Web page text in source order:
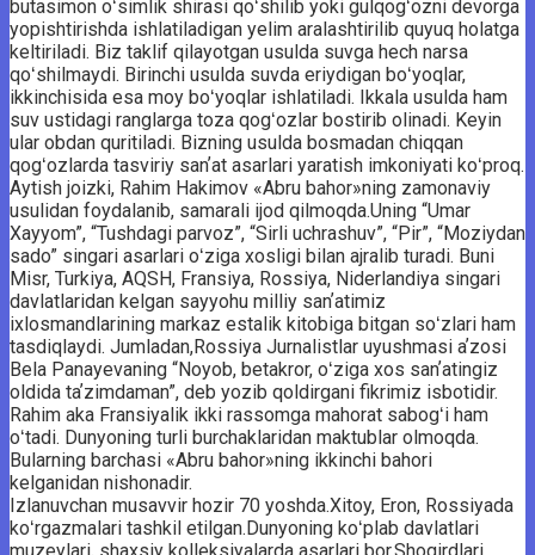
butasimon oʻsimlik shirasi qoʻshilib yoki gulqogʻozni devorga
yopishtirishda ishlatiladigan yelim aralashtirilib quyuq holatga
keltiriladi. Biz taklif qilayotgan usulda suvga hech narsa
qoʻshilmaydi. Birinchi usulda suvda eriydigan boʻyoqlar,
ikkinchisida esa moy boʻyoqlar ishlatiladi. Ikkala usulda ham
suv ustidagi ranglarga toza qogʻozlar bostirib olinadi. Keyin
ular obdan quritiladi. Bizning usulda bosmadan chiqqan
qogʻozlarda tasviriy sanʼat asarlari yaratish imkoniyati koʻproq.
Aytish joizki, Rahim Hakimov «Abru bahor»ning zamonaviy
usulidan foydalanib, samarali ijod qilmoqda.Uning “Umar
Xayyom”, “Tushdagi parvoz”, “Sirli uchrashuv”, “Pir”, “Moziydan
sado” singari asarlari oʻziga xosligi bilan ajralib turadi. Buni
Misr, Turkiya, AQSH, Fransiya, Rossiya, Niderlandiya singari
davlatlaridan kelgan sayyohu milliy sanʼatimiz
ixlosmandlarining markaz estalik kitobiga bitgan soʻzlari ham
tasdiqlaydi. Jumladan,Rossiya Jurnalistlar uyushmasi aʼzosi
Bela Panayevaning “Noyob, betakror, oʻziga xos sanʼatingiz
oldida taʼzimdaman”, deb yozib qoldirgani fikrimiz isbotidir.
Rahim aka Fransiyalik ikki rassomga mahorat sabogʻi ham
oʻtadi. Dunyoning turli burchaklaridan maktublar olmoqda.
Bularning barchasi «Abru bahor»ning ikkinchi bahori
kelganidan nishonadir.
Izlanuvchan musavvir hozir 70 yoshda.Xitoy, Eron, Rossiyada
koʻrgazmalari tashkil etilgan.Dunyoning koʻplab davlatlari